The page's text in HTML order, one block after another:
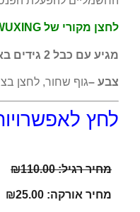
לחצן מקורי של WUXING להתקנה על כידון האופניים.
מגיע עם כבל 2 גידים באורך 1.5מ'.
צבע –גוף שחור, לחצן
לחץ
מחיר רגיל: ₪110.00
מחיר אורקה: ₪25.00